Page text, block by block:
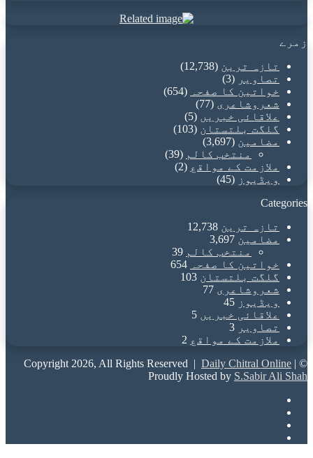
زمرے
تازہ ترین (12,738)
تصاویر (3)
خواتین کا صفحہ
(654)
شعروشاعری (77)
علاقائی خبریں (5)
گلگت بلتستان (103)
مضامین (3,697)
منتخب کالم (39)
ملازمت کے مواقع (2)
ویڈیوز (45)
Categories
تازہ ترین 12,738
مضامین 3,697
منتخب کالم 39
خواتین کا صفحہ
654
گلگت بلتستان 103
شعروشاعری 77
ویڈیوز 45
علاقائی خبریں 5
تصاویر 3
ملازمت کے مواقع 2
© Copyright 2026, All Rights Reserved |
Daily Chitral Online |
Proudly Hosted by S.Sabir Ali Shah